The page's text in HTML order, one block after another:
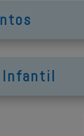
Infantil